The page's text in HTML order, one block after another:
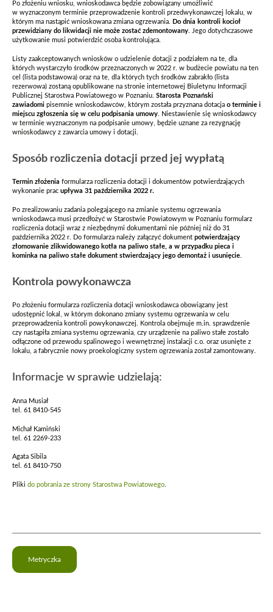
Po złożeniu wniosku, wnioskodawca będzie zobowiązany umożliwić
w wyznaczonym terminie przeprowadzenie kontroli przedwykonawczej lokalu, w
którym ma nastąpić wnioskowana zmiana ogrzewania. Do dnia kontroli kocioł
przewidziany do likwidacji nie może zostać zdemontowany. Jego dotychczasowe
użytkowanie musi potwierdzić osoba kontrolująca.
Listy zaakceptowanych wniosków o udzielenie dotacji z podziałem na te, dla
których wystarczyło środków przeznaczonych w 2022 r. w budżecie powiatu na ten
cel (lista podstawowa) oraz na te, dla których tych środków zabrakło (lista
rezerwowa) zostaną opublikowane na stronie internetowej Biuletynu Informacji
Publicznej Starostwa Powiatowego w Poznaniu. Starosta Poznański
zawiadomi pisemnie wnioskodawców, którym została przyznana dotacja o terminie i
miejscu zgłoszenia się w celu podpisania umowy . Niestawienie się wnioskodawcy
w terminie wyznaczonym na podpisanie umowy, będzie uznane za rezygnację
wnioskodawcy z zawarcia umowy i dotacji.
Sposób rozliczenia dotacji przed jej wypłatą
Termin złożenia formularza rozliczenia dotacji i dokumentów potwierdzających
wykonanie prac upływa 31 października 2022 r.
Po zrealizowaniu zadania polegającego na zmianie systemu ogrzewania
wnioskodawca musi przedłożyć w Starostwie Powiatowym w Poznaniu formularz
rozliczenia dotacji wraz z niezbędnymi dokumentami nie później niż do 31
października 2022 r. Do formularza należy załączyć dokument potwierdzający
złomowanie zlikwidowanego kotła na paliwo stałe, a w przypadku pieca i
kominka na paliwo stałe dokument stwierdzający jego demontaż i usunięcie
Kontrola powykonawcza
Po złożeniu formularza rozliczenia dotacji wnioskodawca obowiązany jest
udostępnić lokal, w którym dokonano zmiany systemu ogrzewania w celu
przeprowadzenia kontroli powykonawczej. Kontrola obejmuje m.in. sprawdzenie
czy nastąpiła zmiana systemu ogrzewania, czy urządzenie na paliwo stałe zostało
odłączone od przewodu spalinowego i wewnętrznej instalacji c.o. oraz usunięte z
lokalu, a fabrycznie nowy proekologiczny system ogrzewania został zamontowany.
Informacje w sprawie udzielają:
Anna Musiał
tel. 61 8410-545
Michał Kamiński
tel. 61 2269-233
Agata Sibila
tel. 61 8410-750
Pliki do pobrania ze strony Starostwa Powiatowego.
Metryczka